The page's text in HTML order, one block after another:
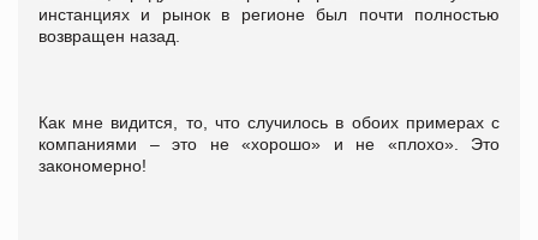
инстанциях и рынок в регионе был почти полностью
возвращен назад.
Как мне видится, то, что случилось в обоих примерах с
компаниями – это не «хорошо» и не «плохо». Это
закономерно!